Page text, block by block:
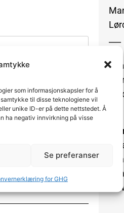
som informasjonskapsler for å
til disse teknologiene vil
unike ID-er på dette nettstedet. Å
ha negativ innvirkning på visse
Se preferanser
for GHG